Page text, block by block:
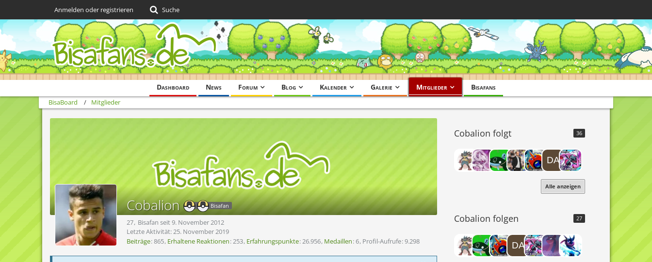
Dashboard News Forum Blog Kalender Galerie Mitglieder Bisafans
Anmelden oder registrieren Suche
BisaBoard Mitglieder
Cobalion Bisafan
27 Bisafan seit 9. November 2012
Letzte Aktivität:25. November 2019
Beiträge 865 Erhaltene Reaktionen 253 Erfahrungspunkte 26.956 Medaillen 6 Profil-Aufrufe 9.298
Cobalion folgt 36
Alle anzeigen
Cobalion folgen 27